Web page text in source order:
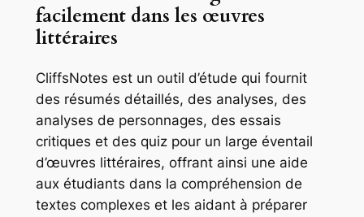
facilement dans les œuvres
littéraires
CliffsNotes est un outil d’étude qui fournit
des résumés détaillés, des analyses, des
analyses de personnages, des essais
critiques et des quiz pour un large éventail
d’œuvres littéraires, offrant ainsi une aide
aux étudiants dans la compréhension de
textes complexes et les aidant à préparer